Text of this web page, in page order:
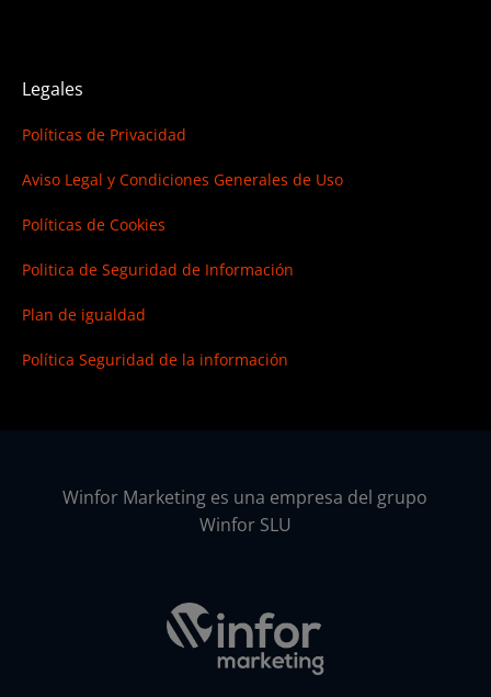
Legales
Políticas de Privacidad
Aviso Legal y Condiciones Generales de Uso
Políticas de Cookies
Politica de Seguridad de Información
Plan de igualdad
Política Seguridad de la información
Winfor Marketing es una empresa del grupo
Winfor SLU